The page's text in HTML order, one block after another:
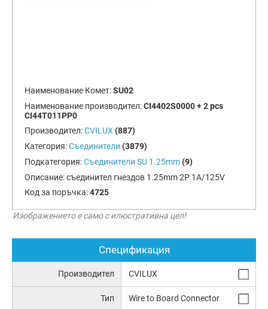
Наименование Комет:SU02
Наименование производител:CI4402S0000 + 2 pcs
CI44T011PP0
Производител:CVILUX (887)
Категория:Съединители (3879)
Подкатегория:Съединители SU 1.25mm (9)
Описание:съединител гнездов 1.25mm 2P 1A/125V
Код за поръчка:4725
Изображението е само с илюстративна цел!
Спецификация
Производител CVILUX
Тип Wire to Board Connector